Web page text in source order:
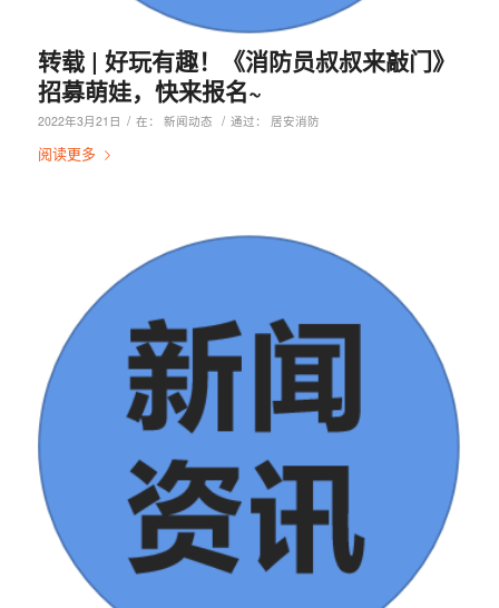
转载 | 好玩有趣！《消防员叔叔来敲门》
招募萌娃，快来报名~
2022年3月21日 / 在： 新闻动态 / 通过： 居安消防
阅读更多